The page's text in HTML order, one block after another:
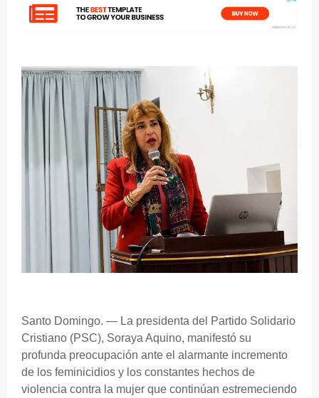
Santo Domingo. — La presidenta del Partido Solidario
Cristiano (PSC), Soraya Aquino, manifestó su
profunda preocupación ante el alarmante incremento
de los feminicidios y los constantes hechos de
violencia contra la mujer que continúan estremeciendo